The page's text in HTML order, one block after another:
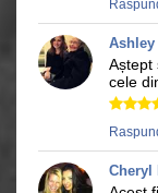
Ashley
Aștept
cele
Cheryl